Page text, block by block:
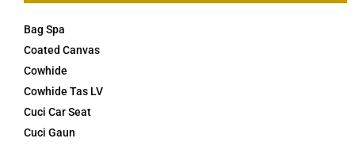
Bag Spa
Coated Canvas
Cowhide
Cowhide Tas LV
Cuci Car Seat
Cuci Gaun